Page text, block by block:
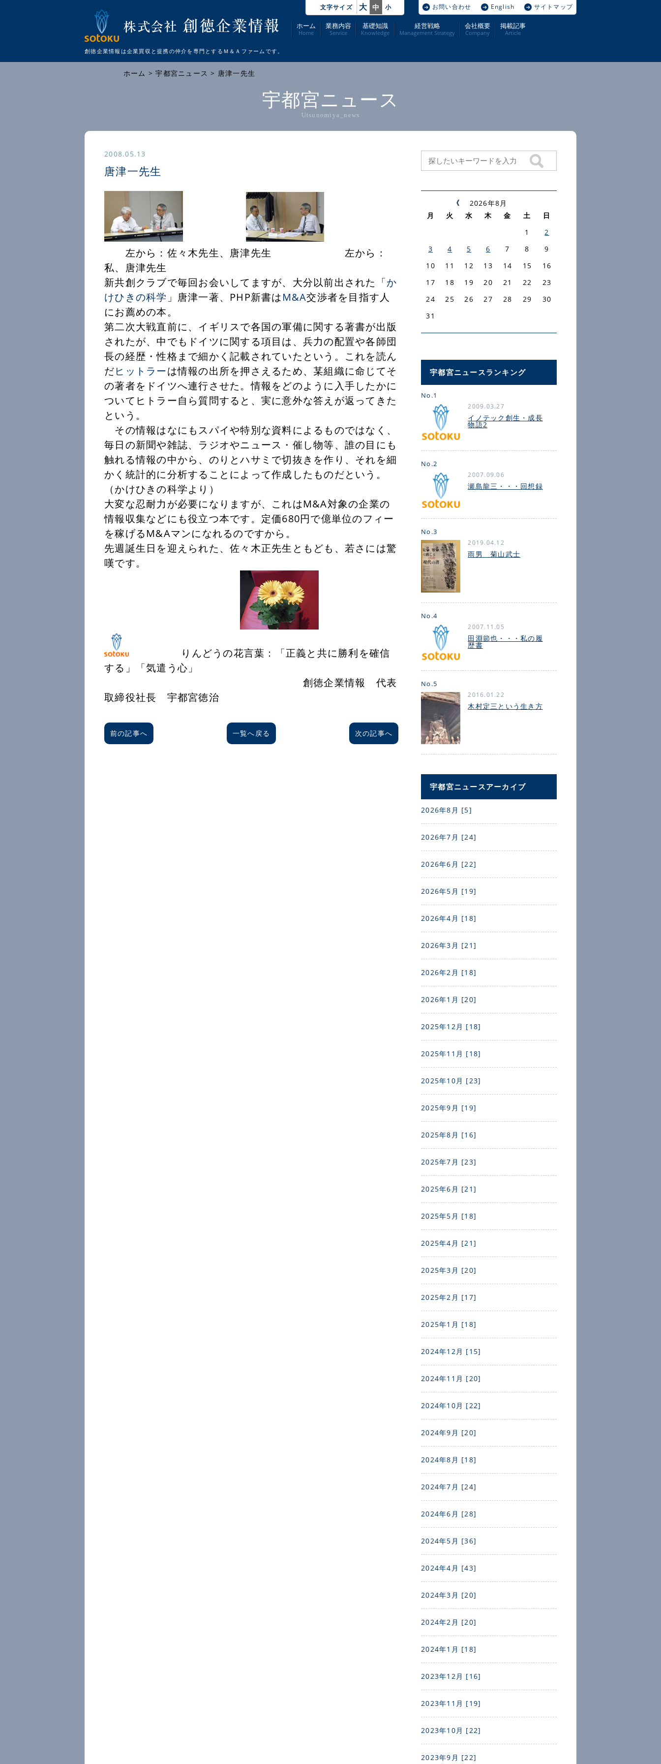
ホーム
Home
業務内容
Service
基礎知識
Knowledge
経営戦略
Management Strategy
会社概要
Company
掲載記事
Article
創徳企業情報は企業買収と提携の仲介を 専門とするＭ＆Ａファームです。
文字サイズ 大 中 小 お問い合わせ English サイトマップ
ホーム >宇都宮ニュース > 唐津一先生
宇都宮ニュース
Utsunomiya_news
2008.05.13
唐津一先生
左から：佐々木先生、唐津先生 左から：
私、唐津先生
新共創クラブで毎回お会いしてますが、大分以前出された「か
けひきの科学 」唐津一著、PHP新書はM&A交渉者を目指す人
にお薦めの本。
第二次大戦直前に、イギリスで各国の軍備に関する著書が出版
されたが、中でもドイツに関する項目は、兵力の配置や各師団
長の経歴・性格まで細かく記載されていたという。これを読ん
だヒットラーは情報の出所を押さえるため、某組織に命じてそ
の著者をドイツへ連行させた。情報をどのように入手したかに
ついてヒトラー自ら質問すると、実に意外な答えが返ってきた
という。
その情報はなにもスパイや特別な資料によるものではなく、
毎日の新聞や雑誌、ラジオやニュース・催し物等、誰の目にも
触れる情報の中から、のりとハサミで切抜きを作り、それを細
かく統計的に分析することによって作成したものだという。
（かけひきの科学より）
大変な忍耐力が必要になりますが、これはM&A対象の企業の
情報収集などにも役立つ本です。定価680円で億単位のフィー
を稼げるM&Aマンになれるのですから。
先週誕生日を迎えられた、佐々木正先生ともども、若さには驚
嘆です。
りんどうの花言葉：「正義と共に勝利を確信
する」「気遣う心」
創徳企業情報 代表
取締役社長 宇都宮徳治
前の記事へ 一覧へ戻る 次の記事へ
2026年8月
月
火 水 木 金 土
日
1
2
3
4 5 6 7 8
9
10
11 12 13 14 15
16
17
18 19 20 21 22
23
24
25 26 27 28 29
30
31
宇都宮ニュースランキング
No.1
2009.03.27
イノテック創生・成長
物語2
No.2
2007.09.06
瀬島龍三・・・回想録
No.3
2019.04.12
雨男 菊山武士
No.4
2007.11.05
田淵節也・・・私の履
歴書
No.5
2016.01.22
木村定三という生き方
宇都宮ニュースアーカイブ
2026年8月 [5]
2026年7月 [24]
2026年6月 [22]
2026年5月 [19]
2026年4月 [18]
2026年3月 [21]
2026年2月 [18]
2026年1月 [20]
2025年12月 [18]
2025年11月 [18]
2025年10月 [23]
2025年9月 [19]
2025年8月 [16]
2025年7月 [23]
2025年6月 [21]
2025年5月 [18]
2025年4月 [21]
2025年3月 [20]
2025年2月 [17]
2025年1月 [18]
2024年12月 [15]
2024年11月 [20]
2024年10月 [22]
2024年9月 [20]
2024年8月 [18]
2024年7月 [24]
2024年6月 [28]
2024年5月 [36]
2024年4月 [43]
2024年3月 [20]
2024年2月 [20]
2024年1月 [18]
2023年12月 [16]
2023年11月 [19]
2023年10月 [22]
2023年9月 [22]